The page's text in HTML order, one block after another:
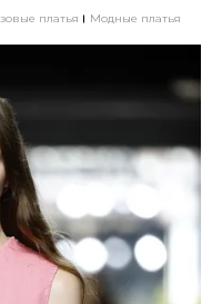
платья Модные платья